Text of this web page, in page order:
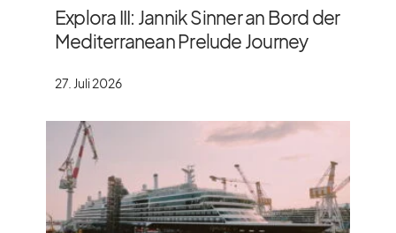
Explora III: Jannik Sinner an Bord der
Mediterranean Prelude Journey
27. Juli 2026